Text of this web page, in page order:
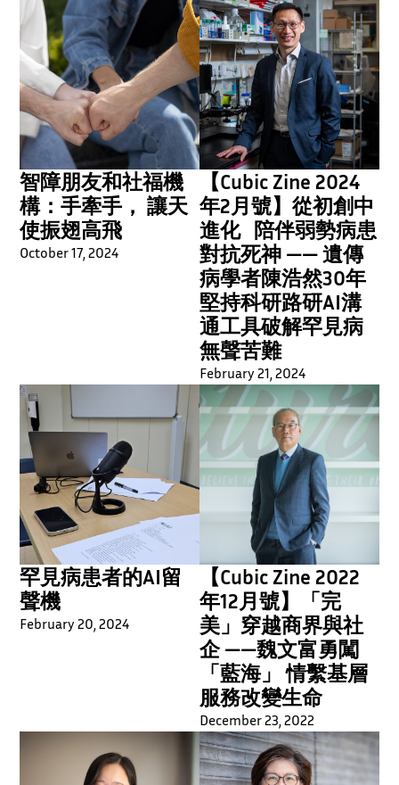
智障朋友和社福機
構：手牽手， 讓天
使振翅高飛
October 17, 2024
【Cubic Zine 2024
年2月號】從初創中
進化 陪伴弱勢病患
對抗死神 —— 遺傳
病學者陳浩然30年
堅持科研路研AI溝
通工具破解罕見病
無聲苦難
February 21, 2024
罕見病患者的AI留
聲機
February 20, 2024
【Cubic Zine 2022
年12月號】「完
美」穿越商界與社
企 ——魏文富勇闖
「藍海」 情繫基層
服務改變生命
December 23, 2022